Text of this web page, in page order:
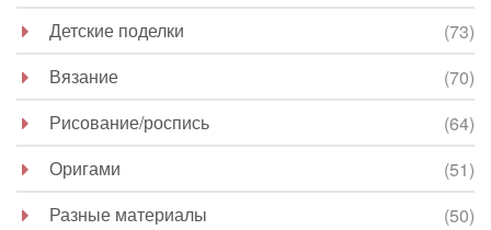
Детские поделки
(73)
Вязание
(70)
Рисование/роспись
(64)
Оригами
(51)
Разные материалы
(50)